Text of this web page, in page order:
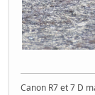
Canon R7 et 7 D